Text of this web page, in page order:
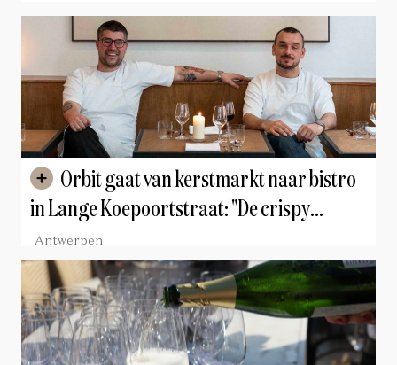
in Lange Koepoortstraat: "De crispy
chicken tender met kaviaar is het ideale
aperitief"
Antwerpen